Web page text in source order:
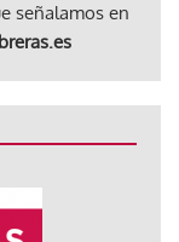
señalamos en